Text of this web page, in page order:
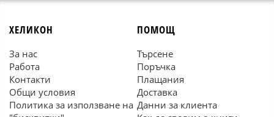
ХЕЛИКОН
За нас
Работа
Контакти
Общи условия
Политика за използване на
ПОМОЩ
Търсене
Поръчка
Плащания
Доставка
Данни за клиента